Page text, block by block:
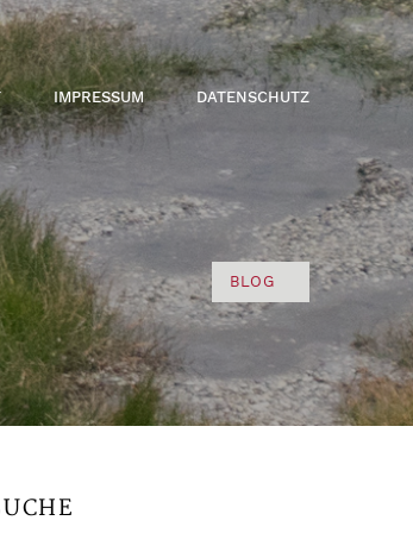
IMPRESSUM DATENSCHUTZ
BLOG